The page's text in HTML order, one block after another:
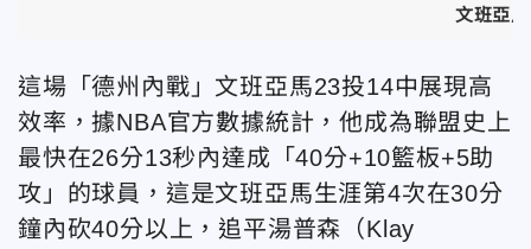
文班亞
這場「德州內戰」文班亞馬23投14中展現高
效率，據NBA官方數據統計，他成為聯盟史上
最快在26分13秒內達成「40分+10籃板+5助
攻」的球員，這是文班亞馬生涯第4次在30分
鐘內砍40分以上，追平湯普森（Klay